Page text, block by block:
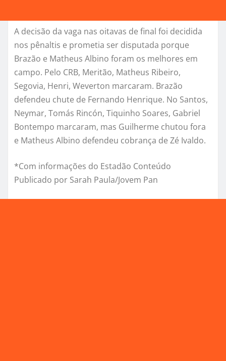
A decisão da vaga nas oitavas de final foi decidida
nos pênaltis e prometia ser disputada porque
Brazão e Matheus Albino foram os melhores em
campo. Pelo CRB, Meritão, Matheus Ribeiro,
Segovia, Henri, Weverton marcaram. Brazão
defendeu chute de Fernando Henrique. No Santos,
Neymar, Tomás Rincón, Tiquinho Soares, Gabriel
Bontempo marcaram, mas Guilherme chutou fora
e Matheus Albino defendeu cobrança de Zé Ivaldo.
*Com informações do Estadão Conteúdo
Publicado por Sarah Paula/Jovem Pan